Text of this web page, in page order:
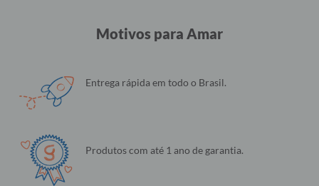
Motivos para Amar
Entrega rápida em todo o Brasil.
Produtos com até 1 ano de garantia.